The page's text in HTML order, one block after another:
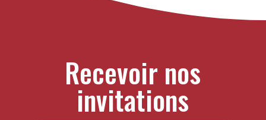
Recevoir nos
invitations